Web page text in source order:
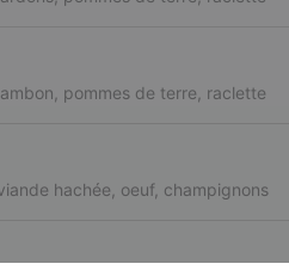
pommes de terre, raclette
hachée, oeuf, champignons